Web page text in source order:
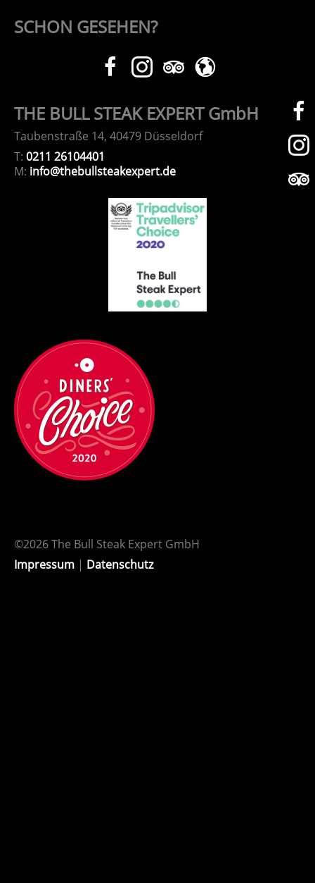
SCHON GESEHEN?
THE BULL STEAK EXPERT GmbH
Taubenstraße 14, 40479 Düsseldorf
T: 0211 26104401
M: info@thebullsteakexpert.de
©2026 The Bull Steak Expert GmbH
Impressum | Datenschutz